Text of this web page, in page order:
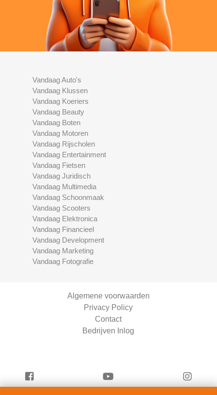
Vandaag Auto's
Vandaag Klussen
Vandaag Koeriers
Vandaag Beauty
Vandaag Boten
Vandaag Motoren
Vandaag Rijscholen
Vandaag Entertainment
Vandaag Fietsen
Vandaag Juridisch
Vandaag Multimedia
Vandaag Schoonmaak
Vandaag Scooters
Vandaag Elektronica
Vandaag Financieel
Vandaag Development
Vandaag Marketing
Vandaag Fotografie
Algemene voorwaarden
Privacy Policy
Contact
Bedrijven Inlog